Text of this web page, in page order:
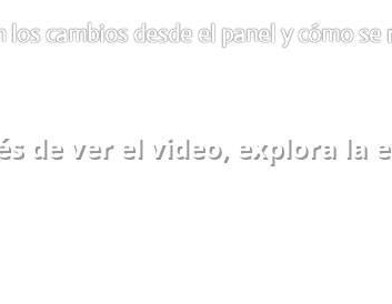
los cambios desde el panel y cómo
de ver el video, explora la